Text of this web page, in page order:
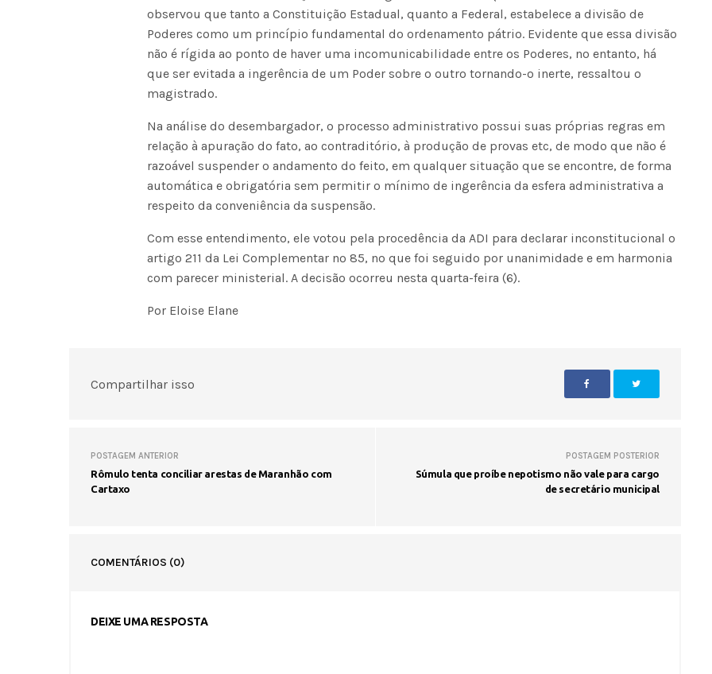
observou que tanto a Constituição Estadual, quanto a Federal, estabelece a divisão de
Poderes como um princípio fundamental do ordenamento pátrio. Evidente que essa divisão
não é rígida ao ponto de haver uma incomunicabilidade entre os Poderes, no entanto, há
que ser evitada a ingerência de um Poder sobre o outro tornando-o inerte, ressaltou o
magistrado.
Na análise do desembargador, o processo administrativo possui suas próprias regras em
relação à apuração do fato, ao contraditório, à produção de provas etc, de modo que não é
razoável suspender o andamento do feito, em qualquer situação que se encontre, de forma
automática e obrigatória sem permitir o mínimo de ingerência da esfera administrativa a
respeito da conveniência da suspensão.
Com esse entendimento, ele votou pela procedência da ADI para declarar inconstitucional o
artigo 211 da Lei Complementar nº 85, no que foi seguido por unanimidade e em harmonia
com parecer ministerial. A decisão ocorreu nesta quarta-feira (6).
Por Eloise Elane
Compartilhar isso
POSTAGEM ANTERIOR
Rômulo tenta conciliar arestas de Maranhão com
Cartaxo
POSTAGEM POSTERIOR
Súmula que proíbe nepotismo não vale para cargo
de secretário municipal
COMENTÁRIOS (0)
DEIXE UMA RESPOSTA
quinta-feira